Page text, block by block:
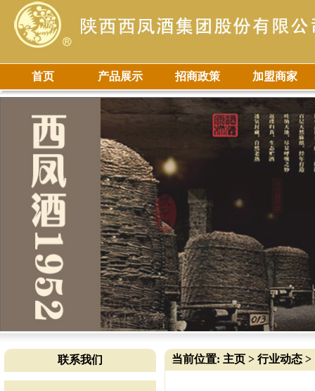
首页 产品展示 招商政策 加盟商家
联系我们 当前位置: 主页 > 行业动态 >